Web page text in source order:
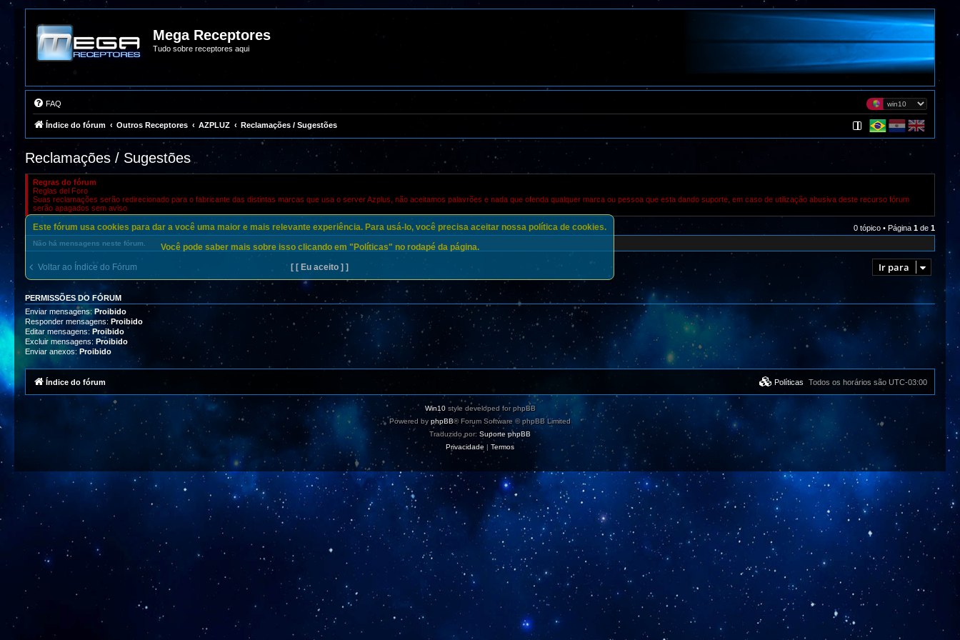
Mega Receptores
Tudo sobre receptores aqui
FAQ
Índice do fórum Outros Receptores AZPLUZ Reclamações / Sugestões
Reclamações / Sugestões
Regras do fórum
Reglas del Foro
Suas reclamações serão redirecionado para o fabricante das distintas marcas que usa o server Azplus, não aceitamos palavrões e nada que ofenda qualquer marca ou pessoa que esta dando suporte, em caso de utilização abusiva deste recurso fórum
serão apagados sem aviso
0 tópico • Página 1 de 1
Não há mensagens neste fórum.
Voltar ao Índice do Fórum Ir para
PERMISSÕES DO FÓRUM
Enviar mensagens: Proibido
Responder mensagens: Proibido
Editar mensagens: Proibido
Excluir mensagens: Proibido
Enviar anexos: Proibido
Este fórum usa cookies para dar a você uma maior e mais relevante experiência. Para usá-lo, você precisa aceitar nossa política de cookies.
Você pode saber mais sobre isso clicando em "Políticas" no rodapé da página.
[ [ Eu aceito ] ]
Índice do fórum Todos os horários são UTC-03:00
Políticas
Win10style developed for phpBB
Powered by phpBB® Forum Software © phpBB Limited
Traduzido por: Suporte phpBB
Privacidade | Termos